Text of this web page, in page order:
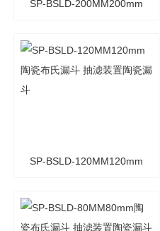
SP-BSLD-200MM200mm
瓷漏斗
SP-BSLD-120MM120mm
瓷漏斗